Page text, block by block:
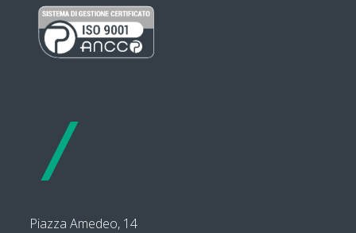
Piazza Amedeo, 14